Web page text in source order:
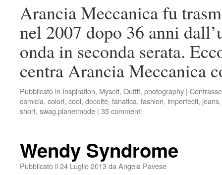
Arancia Meccanica fu
nel 2007 dopo 36 anni
onda in seconda serata.
centra Arancia Meccanica
Pubblicato in Inspiration, Myself, Outfit, photography |
camicia, colori, cool, decoltè, fanatica, fashion, imperfecti, jeans
short, swag.planetmode | 35 commenti
Wendy Syndrome
Pubblicato il 24 Luglio 2013 da Angela Pavese